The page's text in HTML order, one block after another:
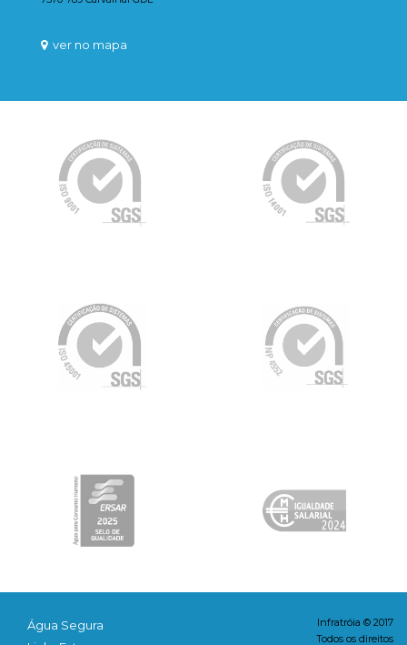
ver no mapa
Água Segura
Infratróia © 2017
Todos os direitos